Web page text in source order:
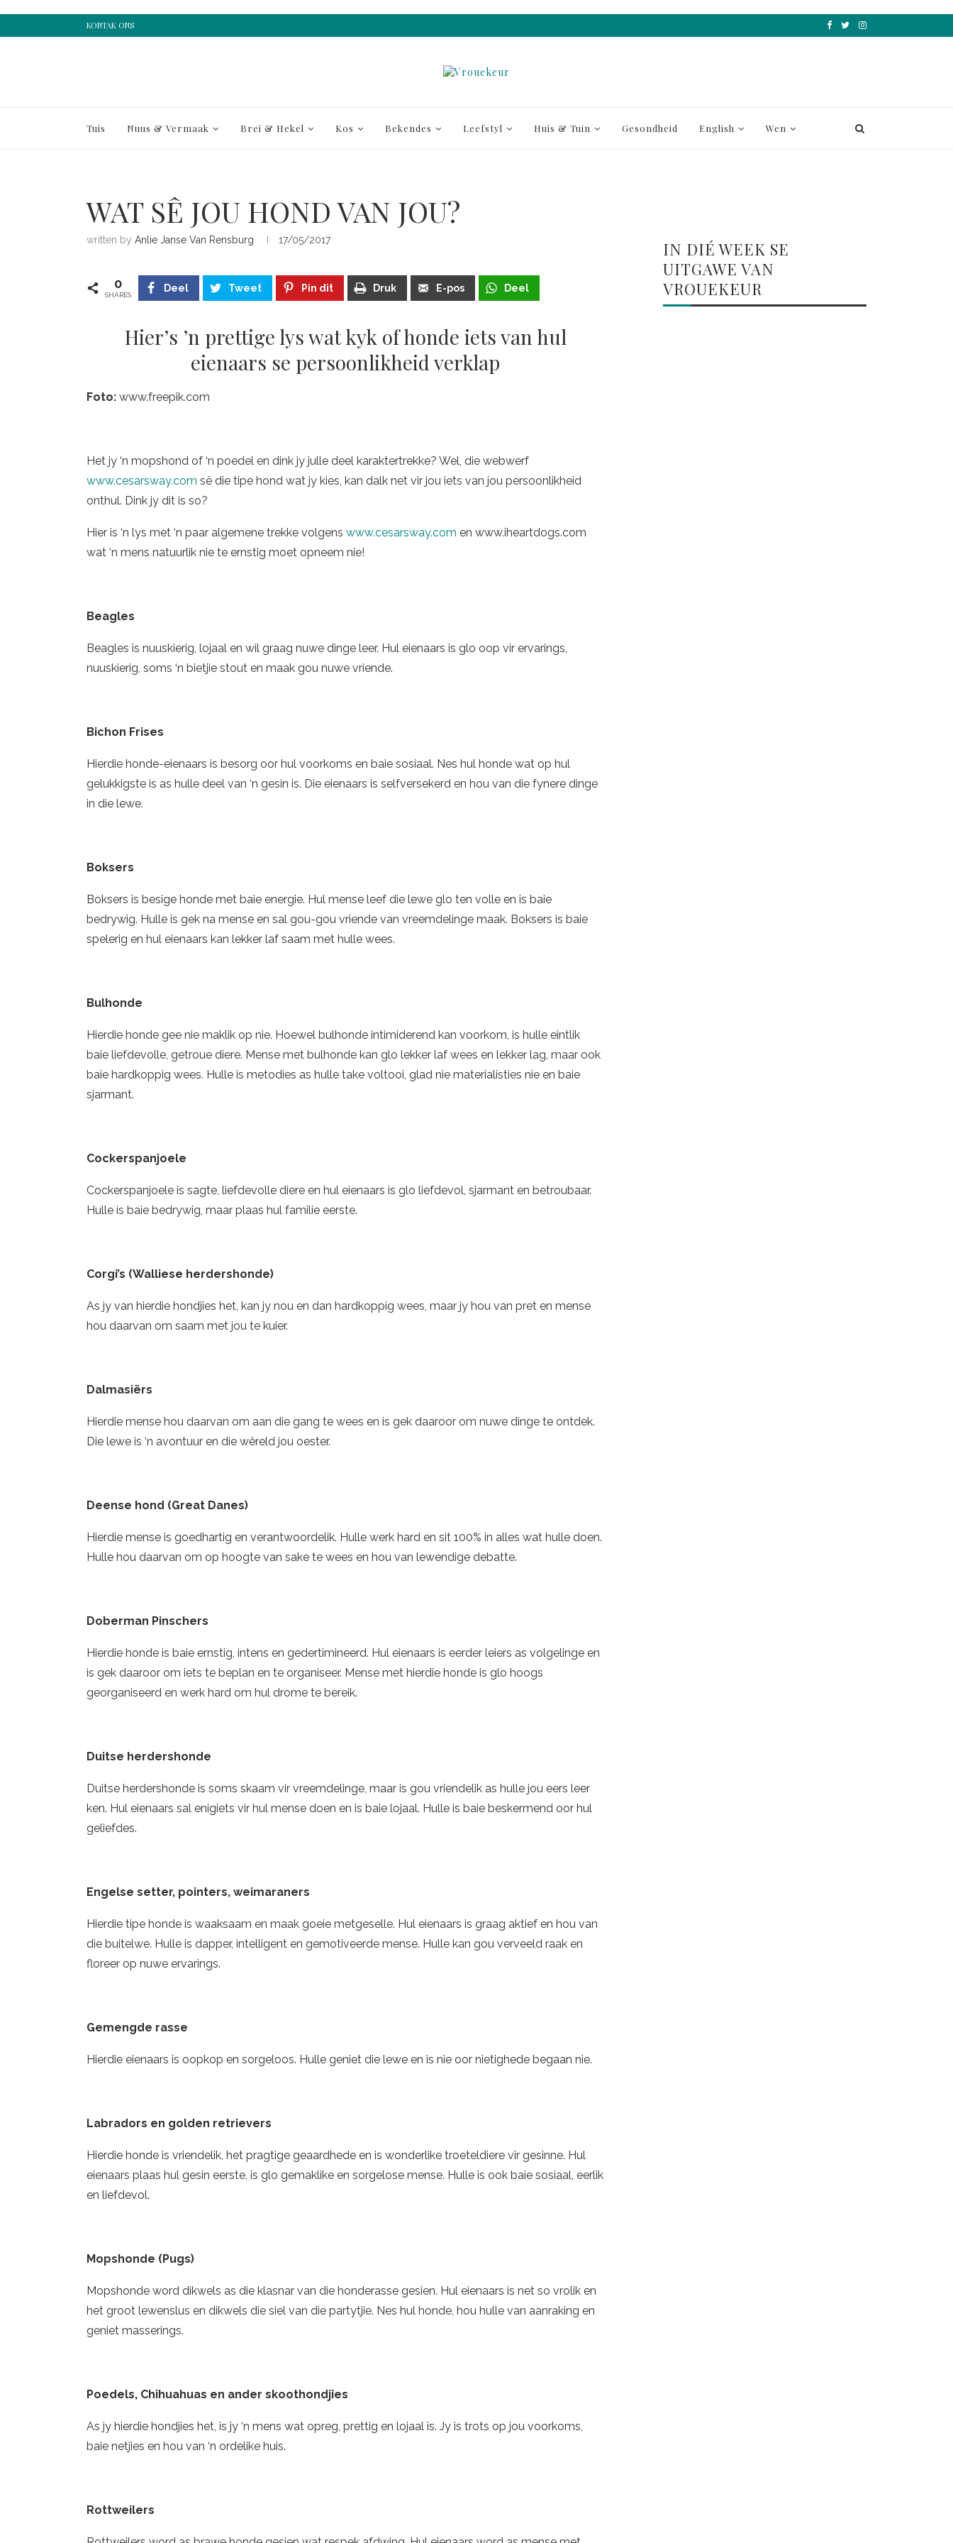
KONTAK ONS
Tuis Nuus & Vermaak Brei & Hekel Kos Bekendes Leefstyl Huis & Tuin Gesondheid English Wen
WAT SÊ JOU HOND VAN JOU?
written by Anlie Janse Van Rensburg 17/05/2017
0
SHARES
Deel Tweet Pin dit Druk E-pos Deel
Hier’s ’n prettige lys wat kyk of honde iets van hul
eienaars se persoonlikheid verklap
Foto: www.freepik.com
Het jy ‘n mopshond of ‘n poedel en dink jy julle deel karaktertrekke? Wel, die webwerf
www.cesarsway.com sê die tipe hond wat jy kies, kan dalk net vir jou iets van jou persoonlikheid
onthul. Dink jy dit is so?
Hier is ‘n lys met ‘n paar algemene trekke volgens www.cesarsway.com en www.iheartdogs.com
wat ‘n mens natuurlik nie te ernstig moet opneem nie!
Beagles
Beagles is nuuskierig, lojaal en wil graag nuwe dinge leer. Hul eienaars is glo oop vir ervarings,
nuuskierig, soms ‘n bietjie stout en maak gou nuwe vriende.
Bichon Frises
Hierdie honde-eienaars is besorg oor hul voorkoms en baie sosiaal. Nes hul honde wat op hul
gelukkigste is as hulle deel van ‘n gesin is. Die eienaars is selfversekerd en hou van die fynere dinge
in die lewe.
Boksers
Boksers is besige honde met baie energie. Hul mense leef die lewe glo ten volle en is baie
bedrywig. Hulle is gek na mense en sal gou-gou vriende van vreemdelinge maak. Boksers is baie
spelerig en hul eienaars kan lekker laf saam met hulle wees.
Bulhonde
Hierdie honde gee nie maklik op nie. Hoewel bulhonde intimiderend kan voorkom, is hulle eintlik
baie liefdevolle, getroue diere. Mense met bulhonde kan glo lekker laf wees en lekker lag, maar ook
baie hardkoppig wees. Hulle is metodies as hulle take voltooi, glad nie materialisties nie en baie
sjarmant.
Cockerspanjoele
Cockerspanjoele is sagte, liefdevolle diere en hul eienaars is glo liefdevol, sjarmant en betroubaar.
Hulle is baie bedrywig, maar plaas hul familie eerste.
Corgi’s (Walliese herdershonde)
As jy van hierdie hondjies het, kan jy nou en dan hardkoppig wees, maar jy hou van pret en mense
hou daarvan om saam met jou te kuier.
Dalmasiërs
Hierdie mense hou daarvan om aan die gang te wees en is gek daaroor om nuwe dinge te ontdek.
Die lewe is ‘n avontuur en die wêreld jou oester.
Deense hond (Great Danes)
Hierdie mense is goedhartig en verantwoordelik. Hulle werk hard en sit 100% in alles wat hulle doen.
Hulle hou daarvan om op hoogte van sake te wees en hou van lewendige debatte.
Doberman Pinschers
Hierdie honde is baie ernstig, intens en gedertimineerd. Hul eienaars is eerder leiers as volgelinge en
is gek daaroor om iets te beplan en te organiseer. Mense met hierdie honde is glo hoogs
georganiseerd en werk hard om hul drome te bereik.
Duitse herdershonde
Duitse herdershonde is soms skaam vir vreemdelinge, maar is gou vriendelik as hulle jou eers leer
ken. Hul eienaars sal enigiets vir hul mense doen en is baie lojaal. Hulle is baie beskermend oor hul
geliefdes.
Engelse setter, pointers, weimaraners
Hierdie tipe honde is waaksaam en maak goeie metgeselle. Hul eienaars is graag aktief en hou van
die buitelwe. Hulle is dapper, intelligent en gemotiveerde mense. Hulle kan gou verveeld raak en
floreer op nuwe ervarings.
Gemengde rasse
Hierdie eienaars is oopkop en sorgeloos. Hulle geniet die lewe en is nie oor nietighede begaan nie.
Labradors en golden retrievers
Hierdie honde is vriendelik, het pragtige geaardhede en is wonderlike troeteldiere vir gesinne. Hul
eienaars plaas hul gesin eerste, is glo gemaklike en sorgelose mense. Hulle is ook baie sosiaal, eerlik
en liefdevol.
Mopshonde (Pugs)
Mopshonde word dikwels as die klasnar van die honderasse gesien. Hul eienaars is net so vrolik en
het groot lewenslus en dikwels die siel van die partytjie. Nes hul honde, hou hulle van aanraking en
geniet masserings.
Poedels, Chihuahuas en ander skoothondjies
As jy hierdie hondjies het, is jy ‘n mens wat opreg, prettig en lojaal is. Jy is trots op jou voorkoms,
baie netjies en hou van ‘n ordelike huis.
Rottweilers
IN DIÉ WEEK SE
UITGAWE VAN
VROUEKEUR